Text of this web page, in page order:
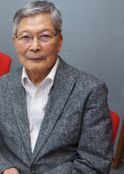
で、放送1週間後ま
エリアフリー機
きる。
初笑いSP』の優勝